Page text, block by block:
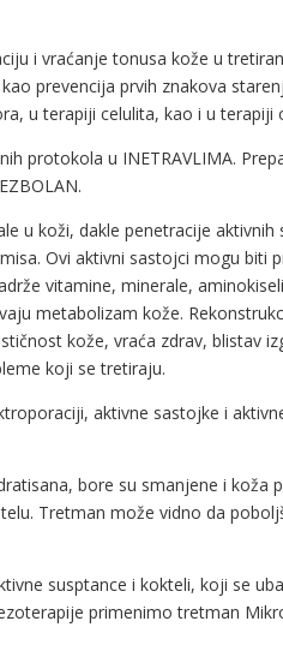
i vraćanje tonusa kože u
prevencija prvih znakova
u terapiji celulita, kao i u terapiji
protokola u INETRAVLIMA.
u koži, dakle penetracije
Ovi aktivni sastojci mogu biti
vitamine, minerale,
metabolizam kože.
kože, vraća zdrav, blistav
koji se tretiraju.
aktivne sastojke i
bore su smanjene i koža
Tretman može vidno da
susptance i kokteli, koji se
primenimo tretman